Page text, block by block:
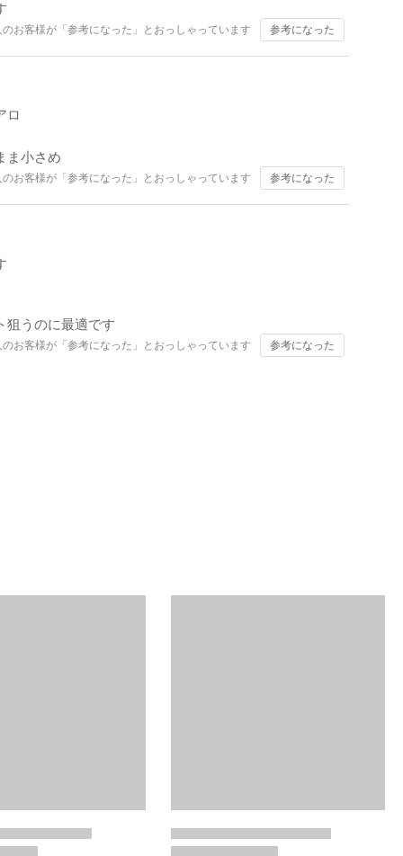
のお客様が「参考になった」とおっしゃっています 参考になった
ロ
ま小さめ
のお客様が「参考になった」とおっしゃっています 参考になった
狙うのに最適です
のお客様が「参考になった」とおっしゃっています 参考になった